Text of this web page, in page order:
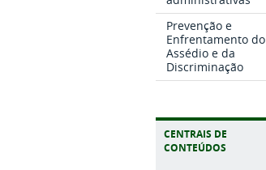
Prevenção e
Enfrentamento do
Assédio e da
Discriminação
CENTRAIS DE
CONTEÚDOS